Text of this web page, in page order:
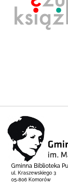
Gminna Biblioteka
ul. Kraszewskiego 3
05-806 Komorów